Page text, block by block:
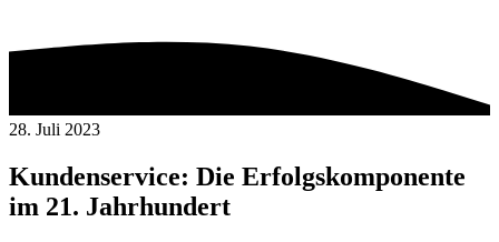
28. Juli 2023
Kundenservice: Die Erfolgskomponente
im 21. Jahrhundert